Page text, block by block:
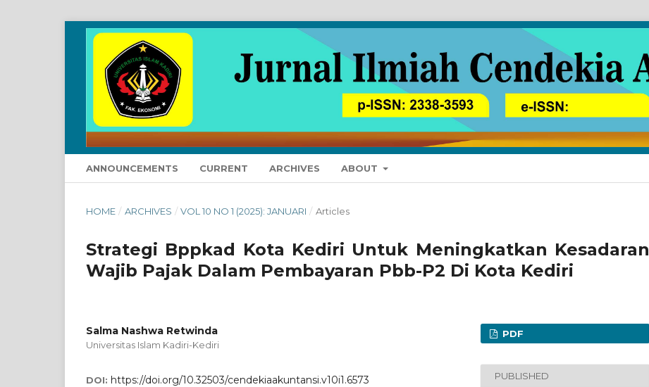
ANNOUNCEMENTS CURRENT ARCHIVES ABOUT
HOME / ARCHIVES / VOL 10 NO 1 (2025): JANUARI / Articles
Strategi Bppkad Kota Kediri Untuk Meningkatkan Kesadaran
Wajib Pajak Dalam Pembayaran Pbb-P2 Di Kota Kediri
Salma Nashwa Retwinda
Universitas Islam Kadiri-Kediri
DOI: https://doi.org/10.32503/cendekiaakuntansi.v10i1.6573
PDF
PUBLISHED